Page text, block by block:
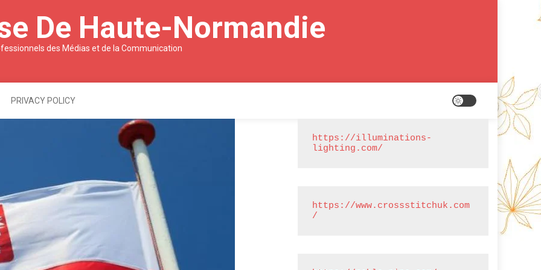
De Haute-Normandie
des Médias et de la Communication
PRIVACY POLICY
https://illuminations-
lighting.com/
https://www.crossstitchuk.com
/